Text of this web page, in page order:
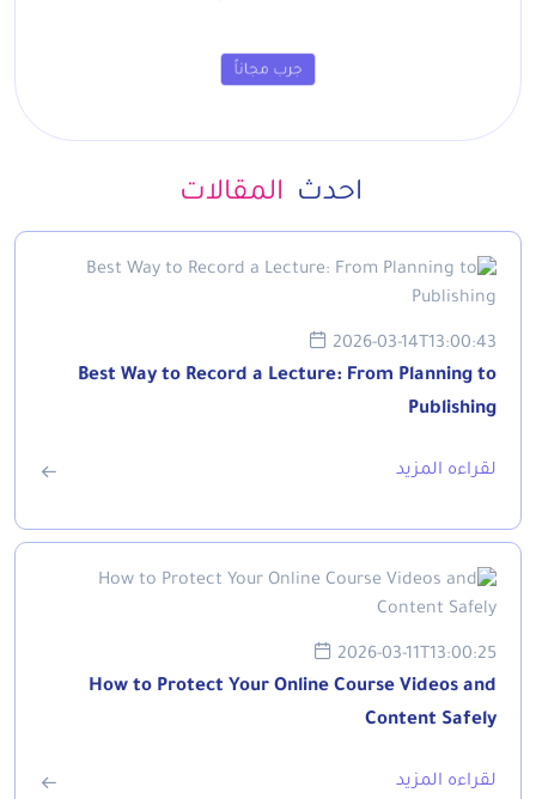
جرب مجاناً
احدث المقالات
2026-03-14T13:00:43
Best Way to Record a Lecture: From Planning to
Publishing
لقراءه المزيد
2026-03-11T13:00:25
How to Protect Your Online Course Videos and
Content Safely
لقراءه المزيد